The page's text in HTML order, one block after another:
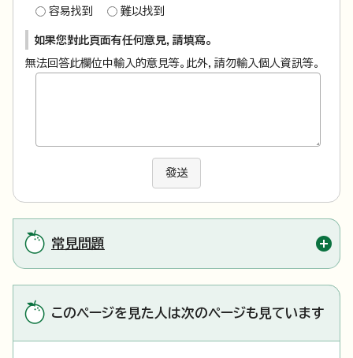
容易找到 難以找到
如果您對此頁面有任何意見，請填寫。
無法回答此欄位中輸入的意見等。此外，請勿輸入個人資訊等。
發送
常見問題
このページを見た人は次のページも見ています